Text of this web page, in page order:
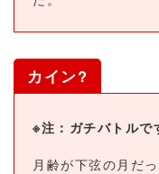
カイン?
※注：ガチバトルで
月齢が下弦の月だ